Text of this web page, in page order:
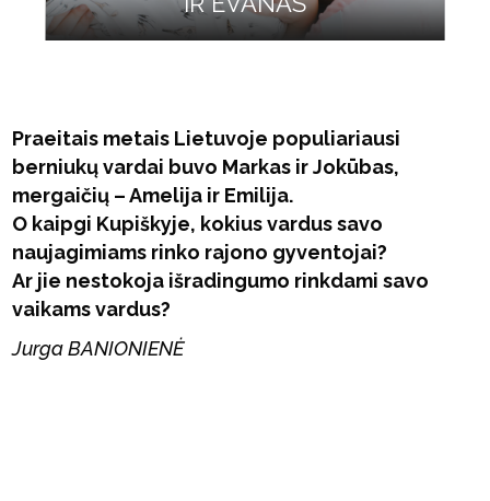
Praeitais metais Lietuvoje populiariausi
berniukų vardai buvo Markas ir Jokūbas,
mergaičių – Amelija ir Emilija.
O kaipgi Kupiškyje, kokius vardus savo
naujagimiams rinko rajono gyventojai?
Ar jie nestokoja išradingumo rinkdami savo
vaikams vardus?
Jurga BANIONIENĖ